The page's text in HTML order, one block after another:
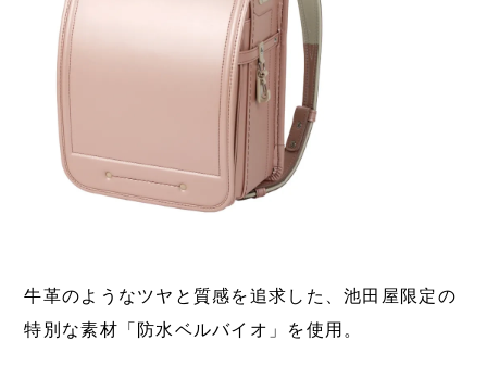
牛革のようなツヤと質感を追求した、池田屋限定の
特別な素材「防水ベルバイオ」を使用。